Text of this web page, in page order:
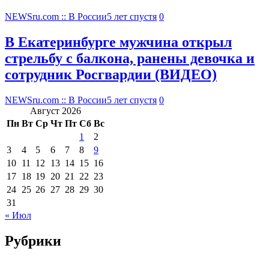
NEWSru.com :: В России5 лет спустя 0
В Екатеринбурге мужчина открыл
стрельбу с балкона, ранены девочка и
сотрудник Росгвардии (ВИДЕО)
NEWSru.com :: В России5 лет спустя 0
Август 2026
Пн Вт Ср Чт Пт Сб Вс
1
2
3
4 5 6 7 8
9
10 11 12 13 14 15 16
17 18 19 20 21 22 23
24 25 26 27 28 29 30
31
« Июл
Рубрики